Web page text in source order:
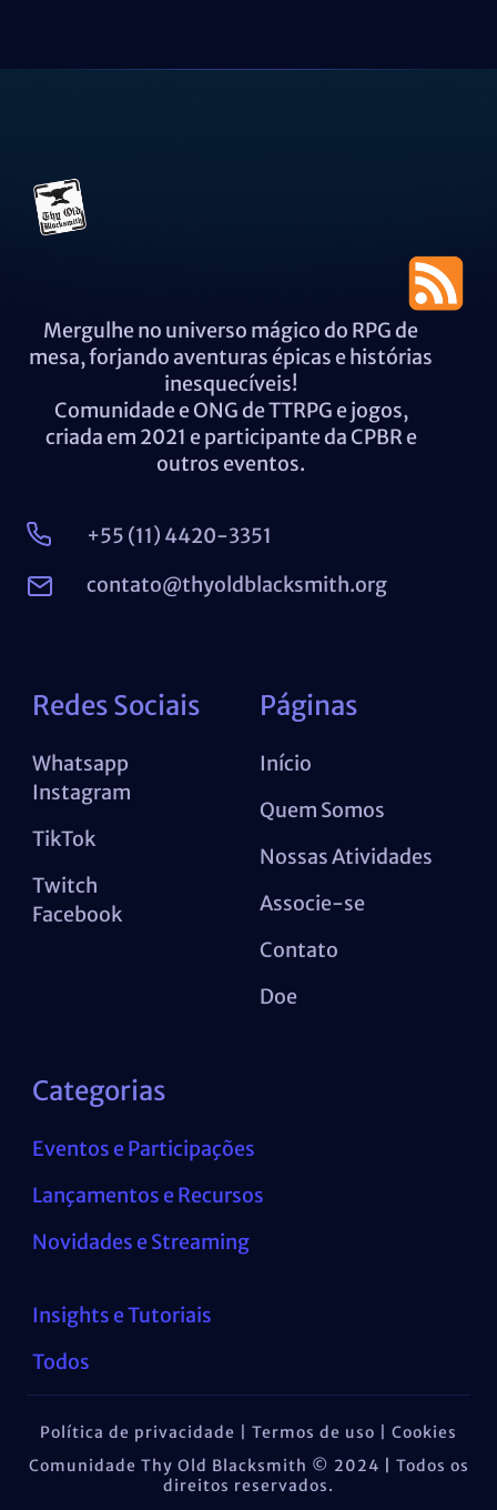
Mergulhe no universo mágico do RPG de
mesa, forjando aventuras épicas e histórias
inesquecíveis!
Comunidade e ONG de TTRPG e jogos,
criada em 2021 e participante da CPBR e
outros eventos.
+55 (11) 4420-3351
contato@thyoldblacksmith.org
Redes Sociais
Whatsapp
Instagram
TikTok
Twitch
Facebook
Páginas
Início
Quem Somos
Nossas Atividades
Associe-se
Contato
Doe
Categorias
Eventos e Participações
Lançamentos e Recursos
Novidades e Streaming
Insights e Tutoriais
Todos
Comunidade Thy Old Blacksmith © 2024
Todos os
direitos reservados.
Política de privacidade | Termos de uso | Cookies